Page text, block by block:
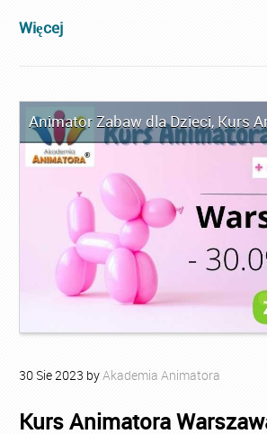
Więcej
Animator Zabaw dla Dzieci, Kurs
30 Sie2023 byAkademia Animatora
Kurs Animatora